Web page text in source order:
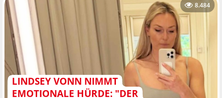
LINDSEY VONN NIMMT
EMOTIONALE HÜRDE: "DER
8.484